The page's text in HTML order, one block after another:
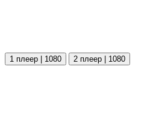
1 плеер | 1080 2 плеер | 1080